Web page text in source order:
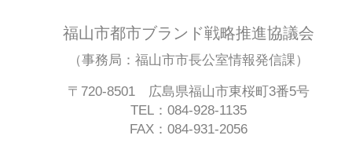
福山市都市ブランド戦略推進協議会
（事務局：福山市市長公室情報発信課）
〒720-8501 広島県福山市東桜町3番5号
TEL：084-928-1135
FAX：084-931-2056